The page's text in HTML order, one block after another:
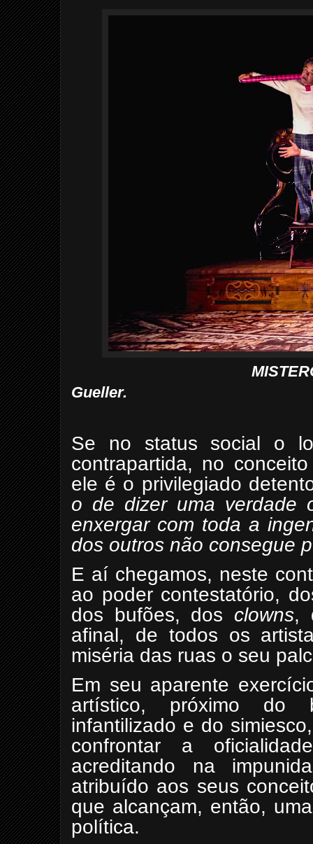
Gueller.
Se no status social o
contrapartida, no
ele é o privilegiado
o de dizer uma verdade
enxergar com toda a
dos outros não consegue
E aí chegamos, neste
ao poder contestatório,
dos bufões, dos clowns,
afinal, de todos os
miséria das ruas o seu
Em seu aparente
artístico, próximo do
infantilizado e do
confrontar a
acreditando na
atribuído aos seus
que alcançam, então,
política.